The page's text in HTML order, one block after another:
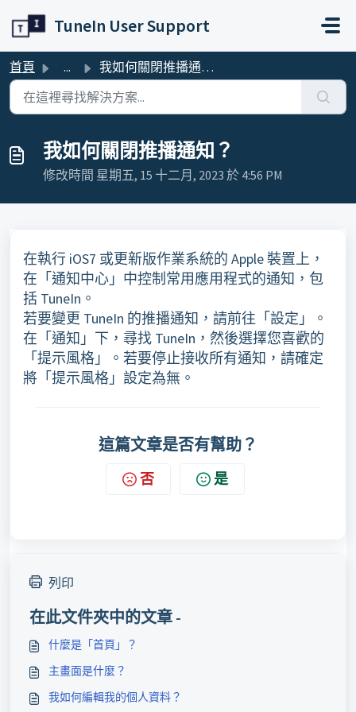
TuneIn User Support
首頁 ... 我如何關閉推播通知？
我如何關閉推播通知？
修改時間 星期五, 15 十二月, 2023 於 4:56 PM
在執行 iOS7 或更新版作業系統的 Apple 裝置上，
在「通知中心」中控制常用應用程式的通知，包
括 TuneIn。
若要變更 TuneIn 的推播通知，請前往「設定」。
在「通知」下，尋找 TuneIn，然後選擇您喜歡的
「提示風格」。若要停止接收所有通知，請確定
將「提示風格」設定為無。
這篇文章是否有幫助？
否 是
列印
在此文件夾中的文章 -
什麼是「首頁」？
主畫面是什麼？
我如何編輯我的個人資料？